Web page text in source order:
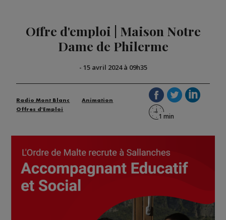
Offre d'emploi | Maison Notre
Dame de Philerme
- 15 avril 2024 à 09h35
Radio Mont Blanc
Animation
Offres d'Emploi